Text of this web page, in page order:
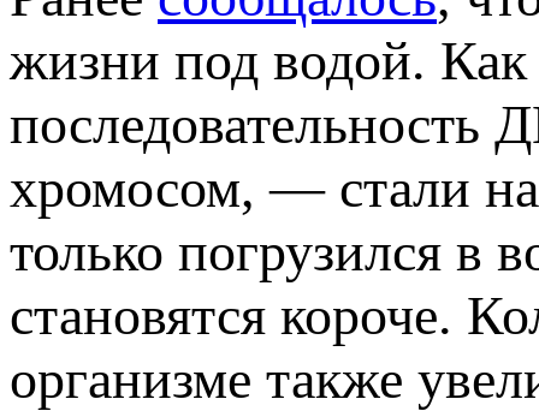
жизни под водой.
последовательность
хромосом, — стали
только погрузился в
становятся короче.
организме также